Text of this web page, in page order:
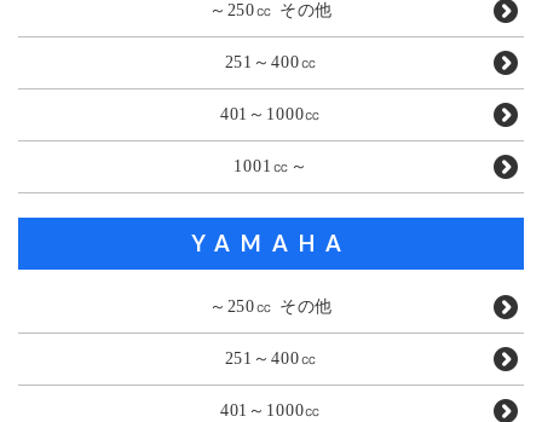
～250㏄ その他
251～400㏄
401～1000㏄
1001㏄～
YAMAHA
～250㏄ その他
251～400㏄
401～1000㏄